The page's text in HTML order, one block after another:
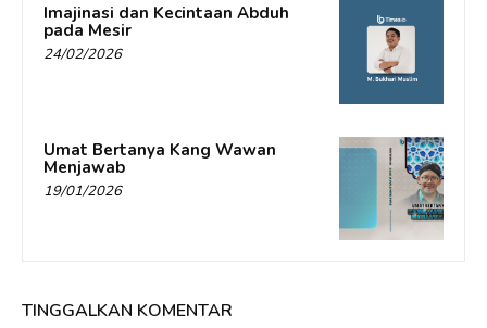
Imajinasi dan Kecintaan Abduh
pada Mesir
24/02/2026
Umat Bertanya Kang Wawan
Menjawab
19/01/2026
TINGGALKAN KOMENTAR